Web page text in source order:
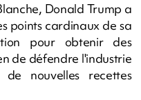
Donald Trump a
points cardinaux de sa
pour obtenir des
de défendre l'industrie
nouvelles recettes